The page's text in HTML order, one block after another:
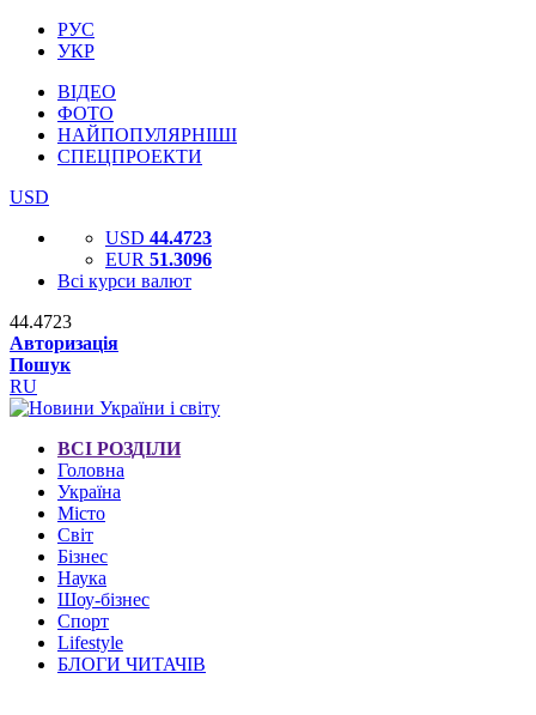
РУС
УКР
ВІДЕО
ФОТО
НАЙПОПУЛЯРНІШІ
СПЕЦПРОЕКТИ
USD
USD 44.4723
EUR 51.3096
Всі курси валют
44.4723
Авторизація
Пошук
RU
ВСІ РОЗДІЛИ
Головна
Україна
Місто
Світ
Бізнес
Наука
Шоу-бізнес
Спорт
Lifestyle
БЛОГИ ЧИТАЧІВ